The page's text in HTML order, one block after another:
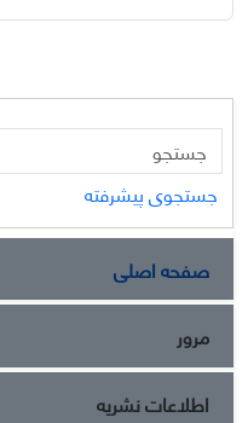
جستجوی پیشرفته
صفحه اصلی
مرور
اطلاعات نشریه